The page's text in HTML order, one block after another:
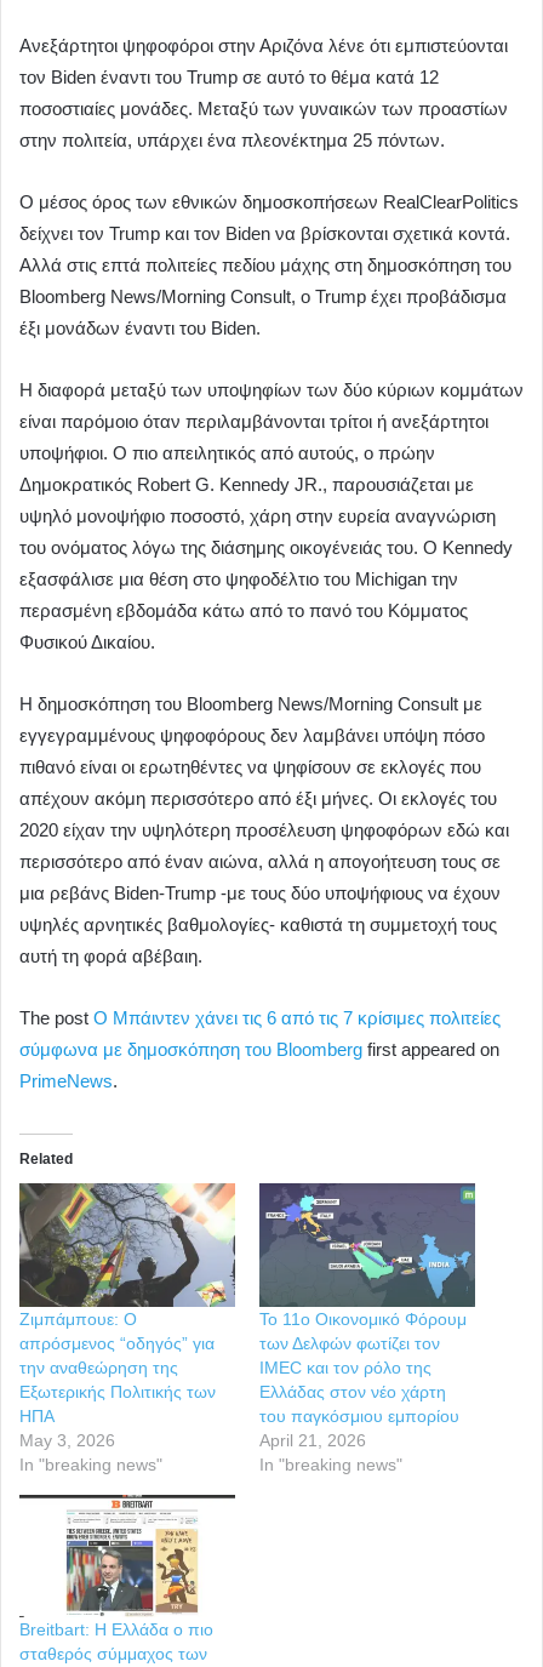
Ανεξάρτητοι ψηφοφόροι στην Αριζόνα λένε ότι εμπιστεύονται
τον Biden έναντι του Trump σε αυτό το θέμα κατά 12
ποσοστιαίες μονάδες. Μεταξύ των γυναικών των προαστίων
στην πολιτεία, υπάρχει ένα πλεονέκτημα 25 πόντων.
Ο μέσος όρος των εθνικών δημοσκοπήσεων RealClearPolitics
δείχνει τον Trump και τον Biden να βρίσκονται σχετικά κοντά.
Αλλά στις επτά πολιτείες πεδίου μάχης στη δημοσκόπηση του
Bloomberg News/Morning Consult, ο Trump έχει προβάδισμα
έξι μονάδων έναντι του Biden.
Η διαφορά μεταξύ των υποψηφίων των δύο κύριων κομμάτων
είναι παρόμοιο όταν περιλαμβάνονται τρίτοι ή ανεξάρτητοι
υποψήφιοι. Ο πιο απειλητικός από αυτούς, ο πρώην
Δημοκρατικός Robert G. Kennedy JR., παρουσιάζεται με
υψηλό μονοψήφιο ποσοστό, χάρη στην ευρεία αναγνώριση
του ονόματος λόγω της διάσημης οικογένειάς του. Ο Kennedy
εξασφάλισε μια θέση στο ψηφοδέλτιο του Michigan την
περασμένη εβδομάδα κάτω από το πανό του Κόμματος
Φυσικού Δικαίου.
Η δημοσκόπηση του Bloomberg News/Morning Consult με
εγγεγραμμένους ψηφοφόρους δεν λαμβάνει υπόψη πόσο
πιθανό είναι οι ερωτηθέντες να ψηφίσουν σε εκλογές που
απέχουν ακόμη περισσότερο από έξι μήνες. Οι εκλογές του
2020 είχαν την υψηλότερη προσέλευση ψηφοφόρων εδώ και
περισσότερο από έναν αιώνα, αλλά η απογοήτευση τους σε
μια ρεβάνς Biden-Trump -με τους δύο υποψήφιους να έχουν
υψηλές αρνητικές βαθμολογίες- καθιστά τη συμμετοχή τους
αυτή τη φορά αβέβαιη.
The post Ο Μπάιντεν χάνει τις 6 από τις 7 κρίσιμες πολιτείες
σύμφωνα με δημοσκόπηση του Bloomberg first appeared on
PrimeNews.
Related
Ζιμπάμπουε: Ο
απρόσμενος “οδηγός” για
την αναθεώρηση της
Εξωτερικής Πολιτικής των
ΗΠΑ
May 3, 2026
In "breaking news"
Το 11ο Οικονομικό Φόρουμ
των Δελφών φωτίζει τον
IMEC και τον ρόλο της
Ελλάδας στον νέο χάρτη
του παγκόσμιου εμπορίου
April 21, 2026
In "breaking news"
Breitbart: Η Ελλάδα ο πιο
σταθερός σύμμαχος των